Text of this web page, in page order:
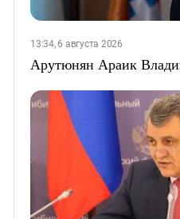
13:34, 6 августа 2026
Арутюнян Араик